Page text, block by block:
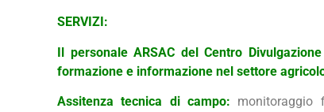
SERVIZI:
Il personale ARSAC del Centro
formazione e informazione nel settore
Assitenza tecnica di campo: monitoraggio